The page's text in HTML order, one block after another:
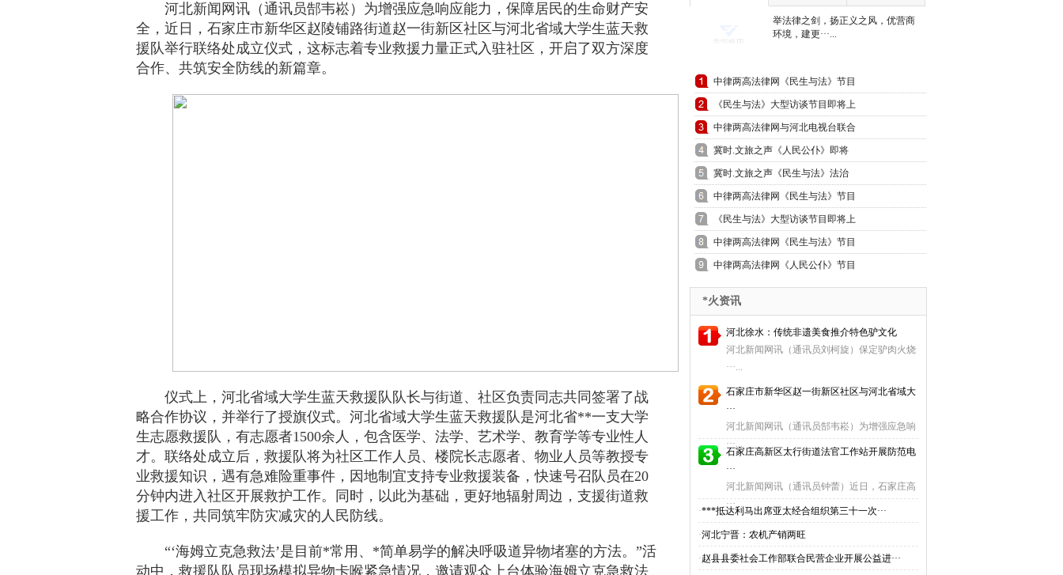
河北新闻网讯（通讯员郜韦崧）为增强应急响应能力，保障居民的生命财产安
全，近日，石家庄市新华区赵陵铺路街道赵一街新区社区与河北省域大学生蓝天救
援队举行联络处成立仪式，这标志着专业救援力量正式入驻社区，开启了双方深度
合作、共筑安全防线的新篇章。
仪式上，河北省域大学生蓝天救援队队长与街道、社区负责同志共同签署了战
略合作协议，并举行了授旗仪式。河北省域大学生蓝天救援队是河北省**一支大学
生志愿救援队，有志愿者1500余人，包含医学、法学、艺术学、教育学等专业性人
才。联络处成立后，救援队将为社区工作人员、楼院长志愿者、物业人员等教授专
业救援知识，遇有急难险重事件，因地制宜支持专业救援装备，快速号召队员在20
分钟内进入社区开展救护工作。同时，以此为基础，更好地辐射周边，支援街道救
援工作，共同筑牢防灾减灾的人民防线。
“‘海姆立克急救法’是目前*常用、*简单易学的解决呼吸道异物堵塞的方法。”活
动中，救援队队员现场模拟异物卡喉紧急情况，邀请观众上台体验海姆立克急救法
举法律之剑，扬正义之风，优营商
环境，建更···...
中律两高法律网《民生与法》节目
将在河北电视台上线
《民生与法》大型访谈节目即将上
线
中律两高法律网与河北电视台联合
推出《民生与法》大型访谈节目即
将上线
冀时.文旅之声《人民公仆》即将
上线
冀时.文旅之声《民生与法》法治
护航民生路 公平正义暖民心
中律两高法律网《民生与法》节目
将在河北电视台上线
《民生与法》大型访谈节目即将上
线
中律两高法律网《民生与法》节目
将在河北电视台上线
中律两高法律网《人民公仆》节目
将在河北电视台上线
*火资讯
河北徐水：传统非遗美食推介特色驴文化
河北新闻网讯（通讯员刘柯旋）保定驴肉火烧
···...
石家庄市新华区赵一街新区社区与河北省域大
···
河北新闻网讯（通讯员郜韦崧）为增强应急响
···...
石家庄高新区太行街道法官工作站开展防范电
···
河北新闻网讯（通讯员钟蕾）近日，石家庄高
···...
·***抵达利马出席亚太经合组织第三十一次···
·河北宁晋：农机产销两旺
·赵县县委社会工作部联合民营企业开展公益进···